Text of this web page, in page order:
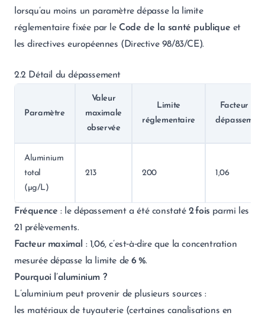
lorsqu’au moins un paramètre dépasse la limite
réglementaire fixée par le Code de la santé publique et
les directives européennes (Directive 98/83/CE).
2.2 Détail du dépassement
Paramètre
Valeur
maximale
observée
Limite
réglementaire
Facteur de
dépassement
Aluminium
total
(µg/L)
213 200 1,06
Fréquence : le dépassement a été constaté2 fois parmi les
21 prélèvements.
Facteur maximal : 1,06, c’est‑à‑dire que la concentration
mesurée dépasse la limite de6 %.
Pourquoi l’aluminium ?
L’aluminium peut provenir de plusieurs sources :
les matériaux de tuyauterie (certaines canalisations en